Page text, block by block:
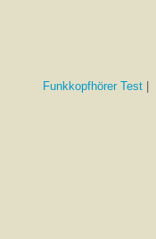
Funkkopfhörer Test